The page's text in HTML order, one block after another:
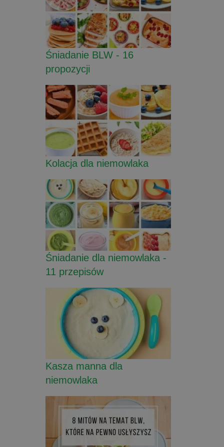
Śniadanie BLW - 16
propozycji
Kolacja dla niemowlaka
Śniadanie dla niemowlaka -
11 przepisów
Kasza manna dla
niemowlaka